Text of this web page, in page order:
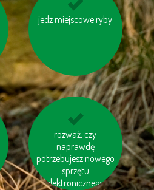
jedz miejscowe ryby
używaj ekologicznej
rozważ, czy
naprawdę
potrzebujesz nowego
sprzętu
elektronicznego
oszczędzaj wodę